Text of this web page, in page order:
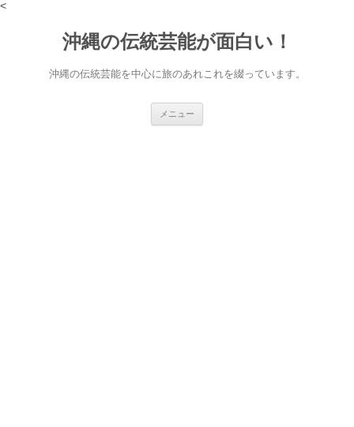
<
沖縄の伝統芸能が面白い！
沖縄の伝統芸能を中心に旅のあれこれを綴っています。
メニュー